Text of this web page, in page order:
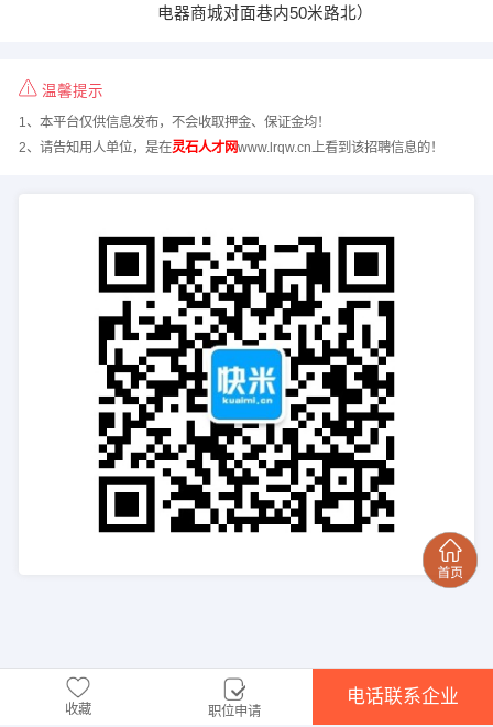
电器商城对面巷内50米路北）
温馨提示
1、本平台仅供信息发布，不会收取押金、保证金均！
2、请告知用人单位，是在灵石人才网www.lrqw.cn上看到该招聘信息的！
收藏 职位申请
电话联系企业